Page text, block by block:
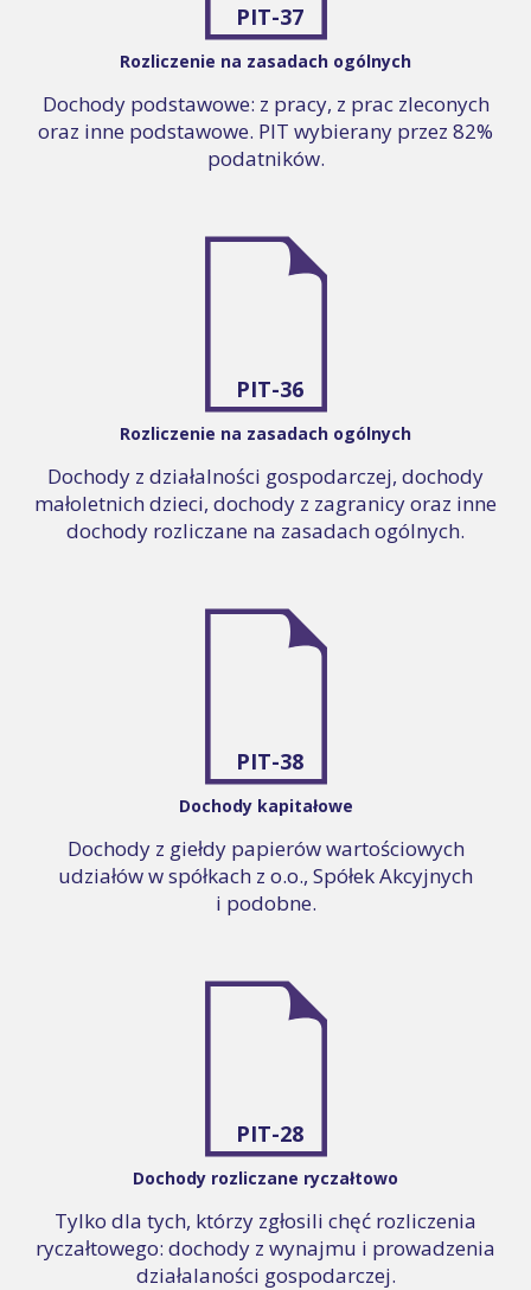
PIT-37
Rozliczenie na zasadach ogólnych
Dochody podstawowe: z pracy, z prac zleconych
oraz inne podstawowe. PIT wybierany przez 82%
podatników.
PIT-36
Rozliczenie na zasadach ogólnych
Dochody z działalności gospodarczej, dochody
małoletnich dzieci, dochody z zagranicy oraz inne
dochody rozliczane na zasadach ogólnych.
PIT-38
Dochody kapitałowe
Dochody z giełdy papierów wartościowych
udziałów w spółkach z o.o., Spółek Akcyjnych
i podobne.
PIT-28
Dochody rozliczane ryczałtowo
Tylko dla tych, którzy zgłosili chęć rozliczenia
ryczałtowego: dochody z wynajmu i prowadzenia
działalaności gospodarczej.